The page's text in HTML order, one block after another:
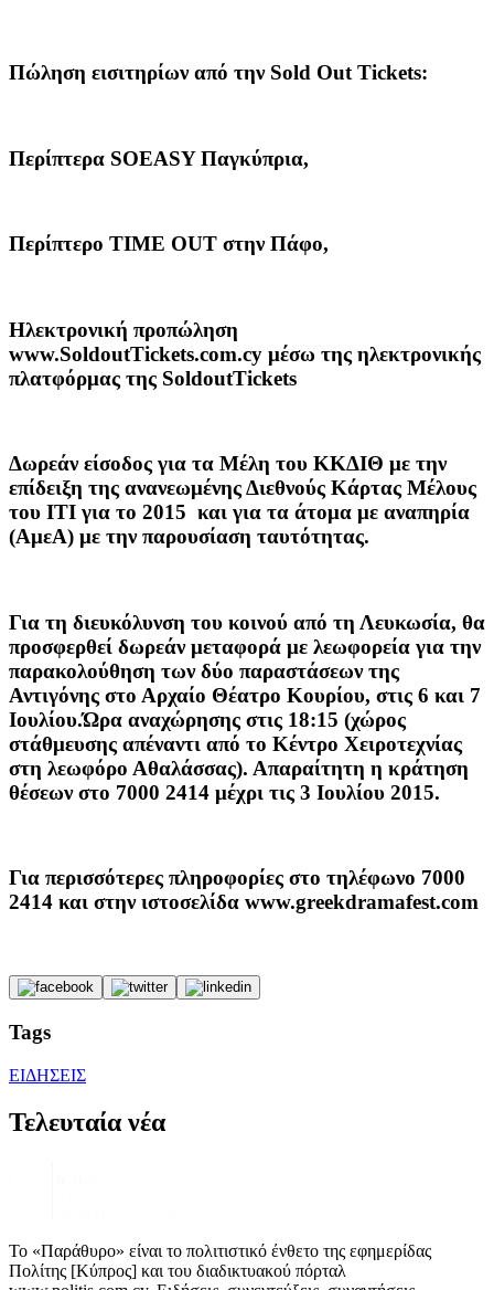
Πώληση εισιτηρίων από την Sold Out Tickets:
Περίπτερα SOEASY Παγκύπρια,
Περίπτερο ΤΙΜΕ OUT στην Πάφο,
Ηλεκτρονική προπώληση
www.SoldoutTickets.com.cy μέσω της ηλεκτρονικής
πλατφόρμας της SoldoutTickets
Δωρεάν είσοδος για τα Μέλη του ΚΚΔΙΘ με την
επίδειξη της ανανεωμένης Διεθνούς Κάρτας Μέλους
του ΙΤΙ για το 2015 και για τα άτομα με αναπηρία
(ΑμεΑ) με την παρουσίαση ταυτότητας.
Για τη διευκόλυνση του κοινού από τη Λευκωσία, θα
προσφερθεί δωρεάν μεταφορά με λεωφορεία για την
παρακολούθηση των δύο παραστάσεων της
Αντιγόνης στο Αρχαίο Θέατρο Κουρίου, στις 6 και 7
Ιουλίου.Ώρα αναχώρησης στις 18:15 (χώρος
στάθμευσης απέναντι από το Κέντρο Χειροτεχνίας
στη λεωφόρο Αθαλάσσας). Απαραίτητη η κράτηση
θέσεων στο 7000 2414 μέχρι τις 3 Ιουλίου 2015.
Για περισσότερες πληροφορίες στο τηλέφωνο 7000
2414 και στην ιστοσελίδα www.greekdramafest.com
Tags
ΕΙΔΗΣΕΙΣ
Τελευταία νέα
Το «Παράθυρο» είναι το πολιτιστικό ένθετο της εφημερίδας
Πολίτης [Κύπρος] και του διαδικτυακού πόρταλ